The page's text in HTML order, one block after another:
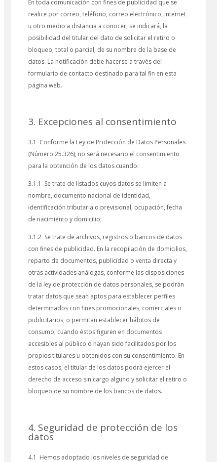
En toda comunicación con fines de publicidad que se
realice por correo, teléfono, correo electrónico, internet
u otro medio a distancia a conocer, se indicará, la
posibilidad del titular del dato de solicitar el retiro o
bloqueo, total o parcial, de su nombre de la base de
datos. La notificación debe hacerse a través del
formulario de contacto destinado para tal fin en esta
página web.
3. Excepciones al consentimiento
3.1 Conforme la Ley de Protección de Datos Personales
(Número 25.326), no será necesario el consentimiento
para la obtención de los datos cuando:
3.1.1 Se trate de listados cuyos datos se limiten a
nombre, documento nacional de identidad,
identificación tributaria o previsional, ocupación, fecha
de nacimiento y domicilio;
3.1.2 Se trate de archivos, registros o bancos de datos
con fines de publicidad. En la recopilación de domicilios,
reparto de documentos, publicidad o venta directa y
otras actividades análogas, conforme las disposiciones
de la ley de protección de datos personales, se podrán
tratar datos que sean aptos para establecer perfiles
determinados con fines promocionales, comerciales o
publicitarios; o permitan establecer hábitos de
consumo, cuando éstos figuren en documentos
accesibles al público o hayan sido facilitados por los
propios titulares u obtenidos con su consentimiento. En
estos casos, el titular de los datos podrá ejercer el
derecho de acceso sin cargo alguno y solicitar el retiro o
bloqueo de su nombre de los bancos de datos.
4. Seguridad de protección de los
datos
4.1 Hemos adoptado los niveles de seguridad de